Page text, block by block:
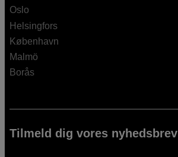
Oslo
Helsingfors
København
Malmö
Borås
Tilmeld dig vores nyhedsbrev